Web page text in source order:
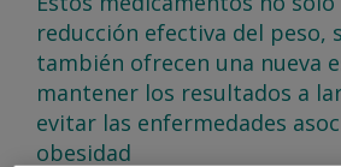
reducción efectiva del peso,
también ofrecen una nueva
mantener los resultados a
evitar las enfermedades
obesidad